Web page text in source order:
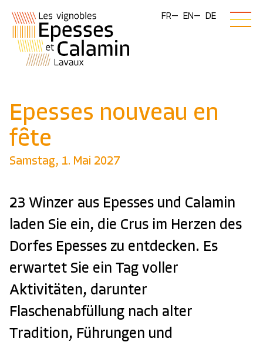
FR EN DE
Epesses nouveau en
fête
Samstag, 1. Mai 2027
23 Winzer aus Epesses und Calamin
laden Sie ein, die Crus im Herzen des
Dorfes Epesses zu entdecken. Es
erwartet Sie ein Tag voller
Aktivitäten, darunter
Flaschenabfüllung nach alter
Tradition, Führungen und